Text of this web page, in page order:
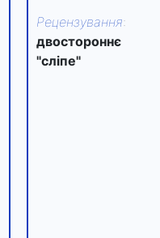
Рецензування:
двостороннє
"сліпе"